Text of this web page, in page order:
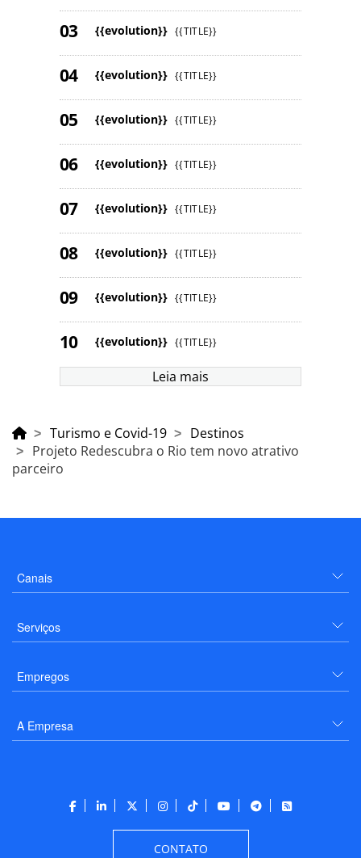
{{evolution}} {{TITLE}}
{{evolution}} {{TITLE}}
{{evolution}} {{TITLE}}
{{evolution}} {{TITLE}}
{{evolution}} {{TITLE}}
{{evolution}} {{TITLE}}
{{evolution}} {{TITLE}}
{{evolution}} {{TITLE}}
Leia mais
Turismo e Covid-19
Destinos
Projeto Redescubra o Rio tem novo atrativo
parceiro
Canais
Serviços
Empregos
A Empresa
CONTATO